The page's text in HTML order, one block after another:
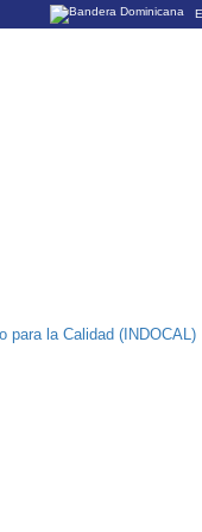
Los sitios web